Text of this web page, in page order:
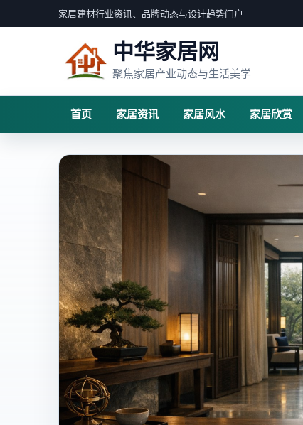
家居建材行业资讯、品牌动态与设计趋势门户
中华家居网
聚焦家居产业动态与生活美学
首页 家居资讯 家居风水 家居欣赏